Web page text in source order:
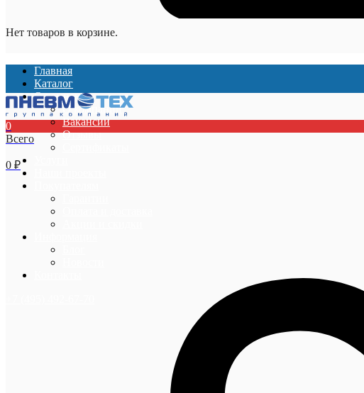
Нет товаров в корзине.
Главная
Каталог
О компании
О компании
Вакансии
Отзывы
0
Всего
0 ₽